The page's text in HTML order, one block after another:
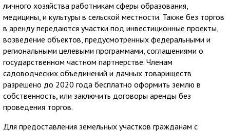
личного хозяйства работникам сферы образования,
медицины, и культуры в сельской местности. Также без торгов
в аренду передаются участки под инвестиционные проекты,
возведение объектов, предусмотренных федеральными и
региональными целевыми программами, соглашениями о
государственном частном партнерстве. Членам
садоводческих объединений и дачных товариществ
разрешено до 2020 года бесплатно оформить землю в
собственность, или заключить договоры аренды без
проведения торгов.
Для предоставления земельных участков гражданам с